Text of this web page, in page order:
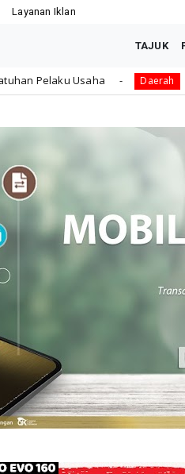
Layanan Iklan
TAJUK
Daerah Rawat Tenaga Kerja